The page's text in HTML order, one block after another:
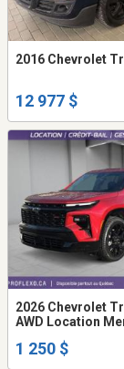
2016 Chevrolet
12 977 $
2026 Chevrolet
AWD Location
1 250 $